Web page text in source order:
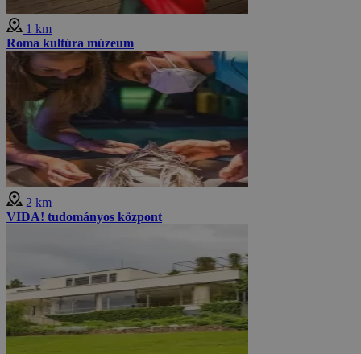
1 km
Roma kultúra múzeum
2 km
VIDA! tudományos központ